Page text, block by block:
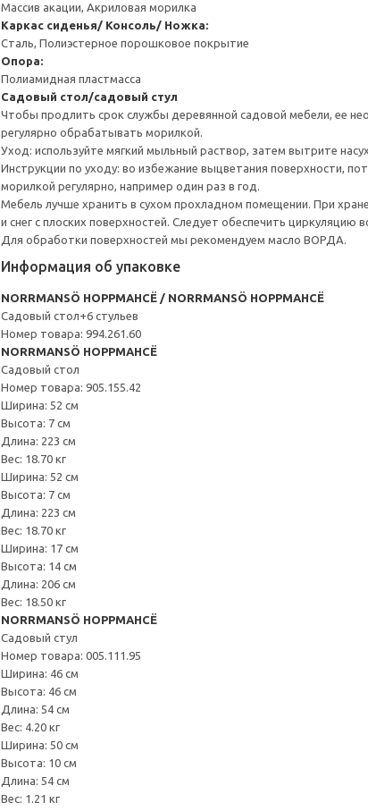
Массив акации, Акриловая морилка
Каркас сиденья/ Консоль/ Ножка:
Сталь, Полиэстерное порошковое покрытие
Опора:
Полиамидная пластмасса
Садовый стол/садовый стул
Чтобы продлить срок службы деревянной садовой мебели, ее
регулярно обрабатывать морилкой.
Уход: используйте мягкий мыльный раствор, затем вытрите
Инструкции по уходу: во избежание выцветания поверхности,
морилкой регулярно, например один раз в год.
Мебель лучше хранить в сухом прохладном помещении. При
и снег с плоских поверхностей. Следует обеспечить циркуляцию
Для обработки поверхностей мы рекомендуем масло ВОРДА.
Информация об упаковке
NORRMANSÖ НОРРМАНСЁ / NORRMANSÖ НОРРМАНСЁ
Садовый стол+6 стульев
Номер товара: 994.261.60
NORRMANSÖ НОРРМАНСЁ
Садовый стол
Номер товара: 905.155.42
Ширина: 52 см
Высота: 7 см
Длина: 223 см
Вес: 18.70 кг
Ширина: 52 см
Высота: 7 см
Длина: 223 см
Вес: 18.70 кг
Ширина: 17 см
Высота: 14 см
Длина: 206 см
Вес: 18.50 кг
NORRMANSÖ НОРРМАНСЁ
Садовый стул
Номер товара: 005.111.95
Ширина: 46 см
Высота: 46 см
Длина: 54 см
Вес: 4.20 кг
Ширина: 50 см
Высота: 10 см
Длина: 54 см
Вес: 1.21 кг